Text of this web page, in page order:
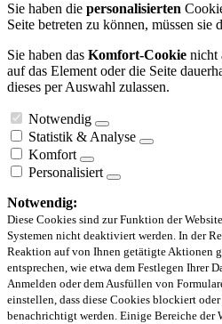
Sie haben die personalisierten
Seite betreten zu können, müssen sie
Sie haben das Komfort-Cookie nicht
auf das Element oder die Seite
dieses per Auswahl zulassen.
Notwendig
Statistik & Analyse
Komfort
Personalisiert
Notwendig:
Diese Cookies sind zur Funktion der
Systemen nicht deaktiviert werden. In der
Reaktion auf von Ihnen getätigte Aktionen
entsprechen, wie etwa dem Festlegen Ihrer
Anmelden oder dem Ausfüllen von
einstellen, dass diese Cookies blockiert
benachrichtigt werden. Einige Bereiche der